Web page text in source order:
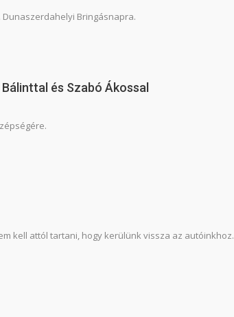
Dunaszerdahelyi Bringásnapra.
és Szabó Ákossal
kell attól tartani, hogy kerülünk vissza az autóinkhoz.